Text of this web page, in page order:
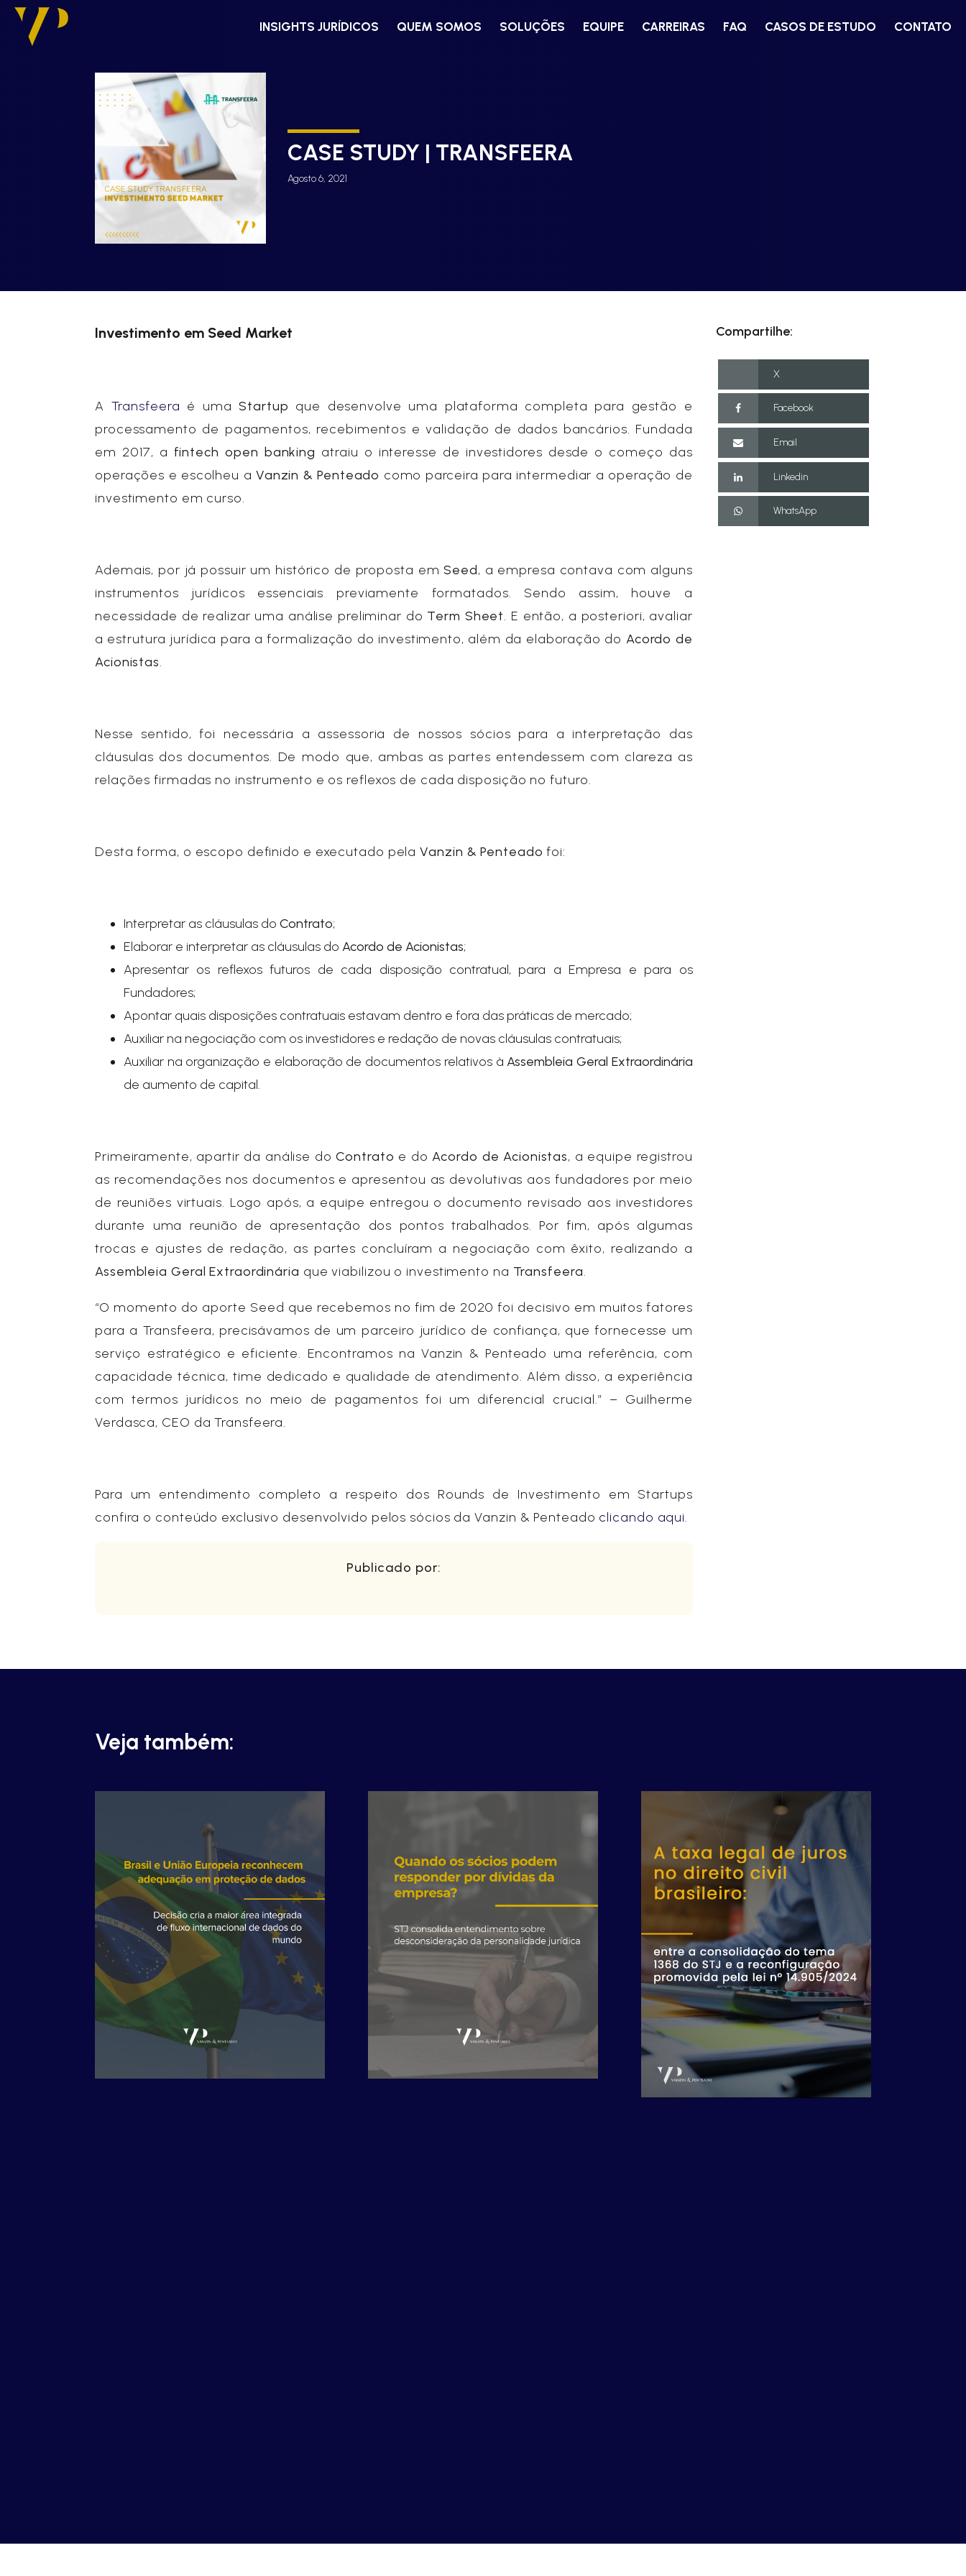
INSIGHTS JURÍDICOS QUEM SOMOS SOLUÇÕES EQUIPE CARREIRAS FAQ CASOS DE ESTUDO CONTATO
CASE STUDY | TRANSFEERA
Agosto 6, 2021
Investimento em Seed Market
A Transfeera é umaStartup que desenvolve uma plataforma completa para gestão e
processamento de pagamentos, recebimentos e validação de dados bancários. Fundada
em 2017, a fintech open banking atraiu o interesse de investidores desde o começo das
operações e escolheu a Vanzin & Penteado como parceira para intermediar a operação de
investimento em curso.
Ademais, por já possuir um histórico de proposta emSeed, a empresa contava com alguns
instrumentos jurídicos essenciais previamente formatados. Sendo assim, houve a
necessidade de realizar uma análise preliminar do Term Sheet. E então, a posteriori, avaliar
a estrutura jurídica para a formalização do investimento, além da elaboração do Acordo de
Acionistas.
Nesse sentido, foi necessária a assessoria de nossos sócios para a interpretação das
cláusulas dos documentos. De modo que, ambas as partes entendessem com clareza as
relações firmadas no instrumento e os reflexos de cada disposição no futuro.
Desta forma, o escopo definido e executado pelaVanzin & Penteado foi:
Interpretar as cláusulas do Contrato;
Elaborar e interpretar as cláusulas do Acordo de Acionistas;
Apresentar os reflexos futuros de cada disposição contratual, para a Empresa e para os
Fundadores;
Apontar quais disposições contratuais estavam dentro e fora das práticas de mercado;
Auxiliar na negociação com os investidores e redação de novas cláusulas contratuais;
Auxiliar na organização e elaboração de documentos relativos àAssembleia Geral Extraordinária
de aumento de capital.
Primeiramente, apartir da análise doContrato e doAcordo de Acionistas, a equipe registrou
as recomendações nos documentos e apresentou as devolutivas aos fundadores por meio
de reuniões virtuais. Logo após, a equipe entregou o documento revisado aos investidores
durante uma reunião de apresentação dos pontos trabalhados. Por fim, após algumas
trocas e ajustes de redação, as partes concluíram a negociação com êxito, realizando a
Assembleia Geral Extraordinária que viabilizou o investimento na Transfeera.
“O momento do aporte Seed que recebemos no fim de 2020 foi decisivo em muitos fatores
para a Transfeera, precisávamos de um parceiro jurídico de confiança, que fornecesse um
serviço estratégico e eficiente. Encontramos na Vanzin & Penteado uma referência, com
capacidade técnica, time dedicado e qualidade de atendimento. Além disso, a experiência
com termos jurídicos no meio de pagamentos foi um diferencial crucial.” – Guilherme
Verdasca, CEO da Transfeera.
Para um entendimento completo a respeito dos Rounds de Investimento em Startups
confira o conteúdo exclusivo desenvolvido pelos sócios da Vanzin & Penteado clicando aqui.
Publicado por:
Compartilhe:
X
Facebook
Email
Linkedin
WhatsApp
Veja também: